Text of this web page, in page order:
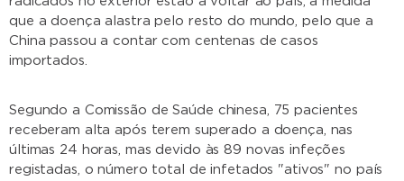
que a doença alastra pelo resto do mundo, pelo que a
China passou a contar com centenas de casos
importados.
Segundo a Comissão de Saúde chinesa, 75 pacientes
receberam alta após terem superado a doença, nas
últimas 24 horas, mas devido às 89 novas infeções
registadas, o número total de infetados "ativos" no país